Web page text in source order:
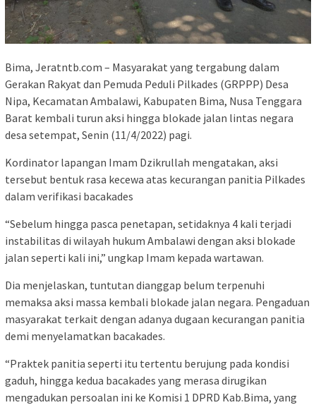
Bima, Jeratntb.com – Masyarakat yang tergabung dalam
Gerakan Rakyat dan Pemuda Peduli Pilkades (GRPPP) Desa
Nipa, Kecamatan Ambalawi, Kabupaten Bima, Nusa Tenggara
Barat kembali turun aksi hingga blokade jalan lintas negara
desa setempat, Senin (11/4/2022) pagi.
Kordinator lapangan Imam Dzikrullah mengatakan, aksi
tersebut bentuk rasa kecewa atas kecurangan panitia Pilkades
dalam verifikasi bacakades
“Sebelum hingga pasca penetapan, setidaknya 4 kali terjadi
instabilitas di wilayah hukum Ambalawi dengan aksi blokade
jalan seperti kali ini,” ungkap Imam kepada wartawan.
Dia menjelaskan, tuntutan dianggap belum terpenuhi
memaksa aksi massa kembali blokade jalan negara. Pengaduan
masyarakat terkait dengan adanya dugaan kecurangan panitia
demi menyelamatkan bacakades.
“Praktek panitia seperti itu tertentu berujung pada kondisi
gaduh, hingga kedua bacakades yang merasa dirugikan
mengadukan persoalan ini ke Komisi 1 DPRD Kab.Bima, yang